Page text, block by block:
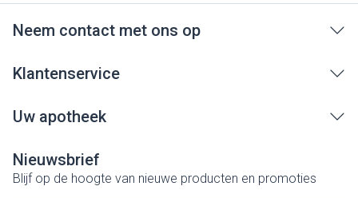
Neem contact met ons op
Klantenservice
Uw apotheek
Nieuwsbrief
Blijf op de hoogte van nieuwe producten en promoties